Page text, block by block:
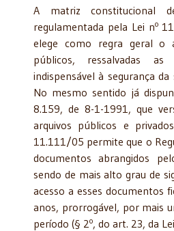
A matriz constitucional
regulamentada pela Lei no
elege como regra geral o
públicos, ressalvadas
indispensável à segurança
No mesmo sentido já
8.159, de 8-1-1991, que
arquivos públicos e
11.111/05 permite que o
documentos abrangidos
sendo de mais alto grau de
acesso a esses documentos
anos, prorrogável, por mais
período (§ 2o, do art. 23, da